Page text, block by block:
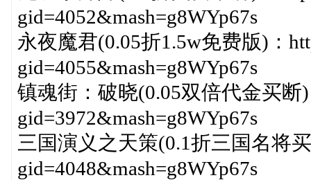
gid=4052&mash=g8WYp67s
永夜魔君(0.05折1.5w免费版)：
gid=4055&mash=g8WYp67s
镇魂街：破晓(0.05双倍代金买断
gid=3972&mash=g8WYp67s
三国演义之天策(0.1折三国名将
gid=4048&mash=g8WYp67s